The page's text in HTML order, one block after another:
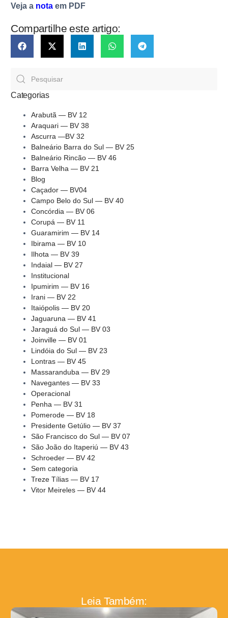
Veja a nota em PDF
Compartilhe este artigo:
Categorias
Arabutã — BV 12
Araquari — BV 38
Ascurra —BV 32
Balneário Barra do Sul — BV 25
Balneário Rincão — BV 46
Barra Velha — BV 21
Blog
Caçador — BV04
Campo Belo do Sul — BV 40
Concórdia — BV 06
Corupá — BV 11
Guaramirim — BV 14
Ibirama — BV 10
Ilhota — BV 39
Indaial — BV 27
Institucional
Ipumirim — BV 16
Irani — BV 22
Itaiópolis — BV 20
Jaguaruna — BV 41
Jaraguá do Sul — BV 03
Joinville — BV 01
Lindóia do Sul — BV 23
Lontras — BV 45
Massaranduba — BV 29
Navegantes — BV 33
Operacional
Penha — BV 31
Pomerode — BV 18
Presidente Getúlio — BV 37
São Francisco do Sul — BV 07
São João do Itaperiú — BV 43
Schroeder — BV 42
Sem categoria
Treze Tílias — BV 17
Vitor Meireles — BV 44
Leia Também: